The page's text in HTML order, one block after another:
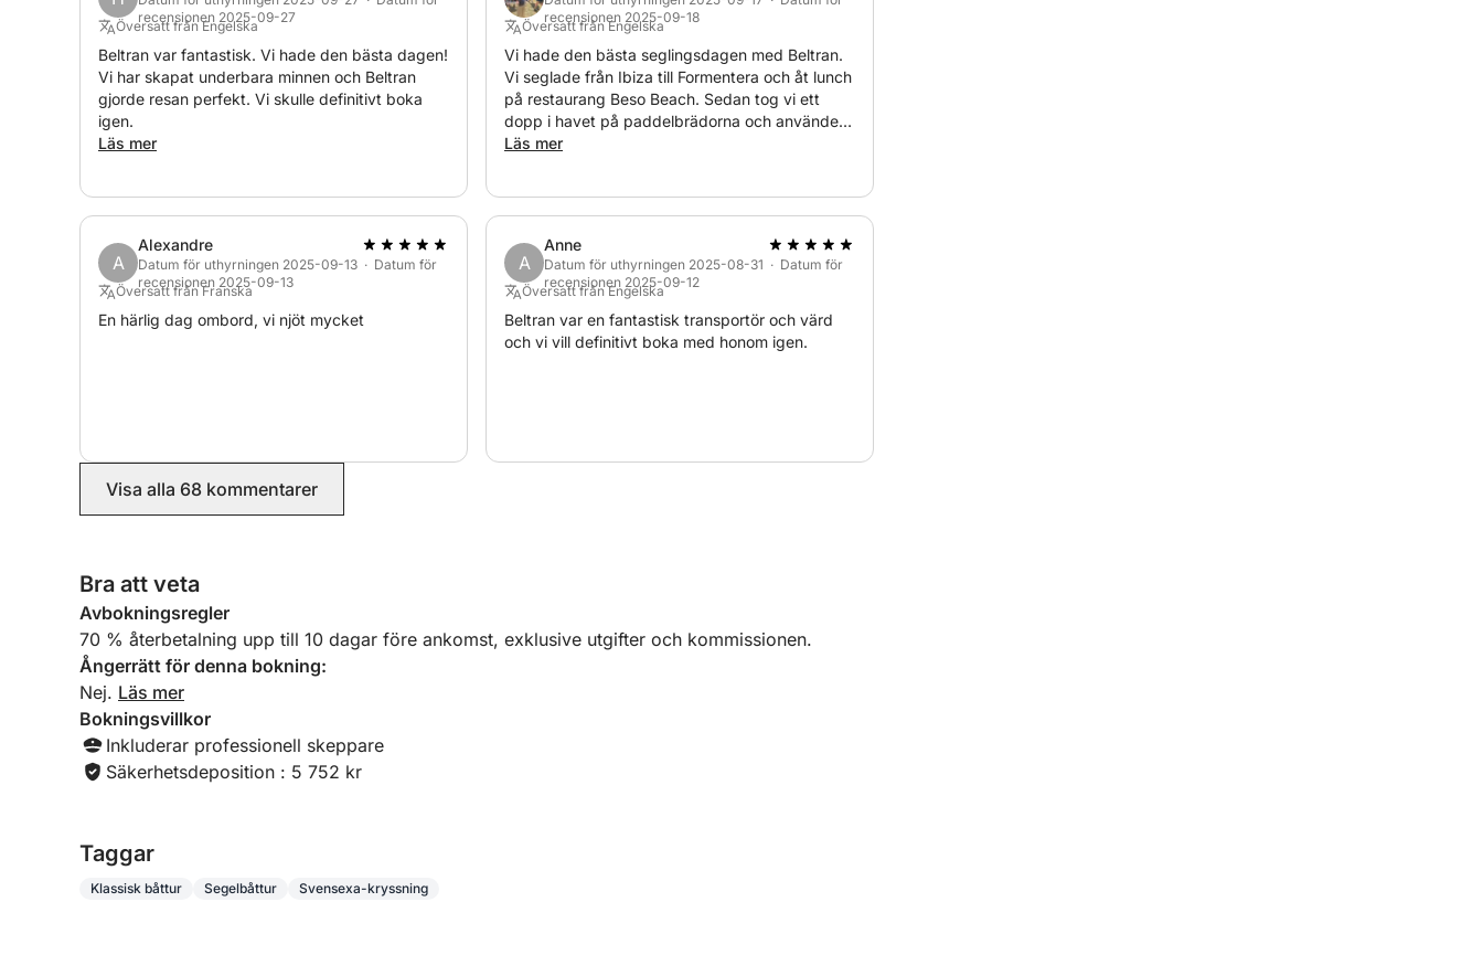
recensionen 2025-09-27
Översatt från Engelska
Beltran var fantastisk. Vi hade den bästa dagen!
Vi har skapat underbara minnen och Beltran
gjorde resan perfekt. Vi skulle definitivt boka
igen.
Läs mer
recensionen 2025-09-18
Översatt från Engelska
Vi hade den bästa seglingsdagen med Beltran.
Vi seglade från Ibiza till Formentera och åt lunch
på restaurang Beso Beach. Sedan tog vi ett
dopp i havet på paddelbrädorna och använde
snorklarna. Beltran var så välkomnande och fick
Läs mer
A
Alexandre
Datum för uthyrningen 2025-09-13 · Datum för
recensionen 2025-09-13
Översatt från Franska
En härlig dag ombord, vi njöt mycket
A
Anne
Datum för uthyrningen 2025-08-31 · Datum för
recensionen 2025-09-12
Översatt från Engelska
Beltran var en fantastisk transportör och värd
och vi vill definitivt boka med honom igen.
Visa alla 68 kommentarer
Bra att veta
Avbokningsregler
70 % återbetalning upp till 10 dagar före ankomst, exklusive utgifter och kommissionen.
Ångerrätt för denna bokning:
Nej. Läs mer
Bokningsvillkor
Inkluderar professionell skeppare
Säkerhetsdeposition : 5 752 kr
Taggar
Klassisk båttur Segelbåttur Svensexa-kryssning